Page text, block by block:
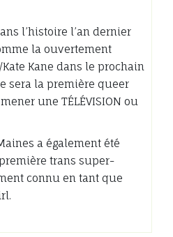
l’histoire l’an dernier
la ouvertement
Kane dans le prochain
sera la première queer
une TÉLÉVISION ou
a également été
trans super-
connu en tant que